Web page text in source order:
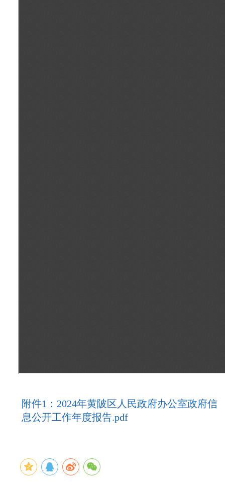
附件1：2024年黄陂区人民政府办公室政府信
息公开工作年度报告.pdf